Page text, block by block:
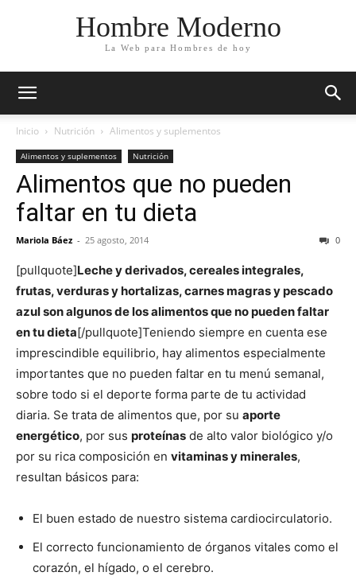
Hombre Moderno
La Web para Hombres de hoy
Inicio Nutrición Alimentos y suplementos
Alimentos y suplementos Nutrición
Alimentos que no pueden
faltar en tu dieta
Mariola Báez - 25 agosto, 2014 0
[pullquote]Leche y derivados, cereales integrales,
frutas, verduras y hortalizas, carnes magras y pescado
azul son algunos de los alimentos que no pueden faltar
en tu dieta[/pullquote]Teniendo siempre en cuenta ese
imprescindible equilibrio, hay alimentos especialmente
importantes que no pueden faltar en tu menú semanal,
sobre todo si el deporte forma parte de tu actividad
diaria. Se trata de alimentos que, por su aporte
energético, por sus proteínas de alto valor biológico y/o
por su rica composición en vitaminas y minerales,
resultan básicos para:
El buen estado de nuestro sistema cardiocirculatorio.
El correcto funcionamiento de órganos vitales como el
corazón, el hígado, o el cerebro.